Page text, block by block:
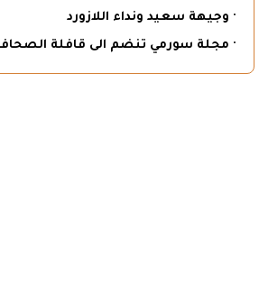
· وجيهة سعيد ونداء اللازورد
· مجلة سورمي تنضم الى قافلة